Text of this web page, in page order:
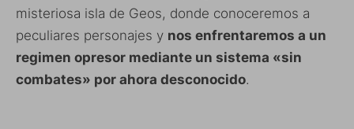
misteriosa isla de Geos, donde conoceremos a
peculiares personajes y nos enfrentaremos a un
regimen opresor mediante un sistema «sin
combates» por ahora desconocido.